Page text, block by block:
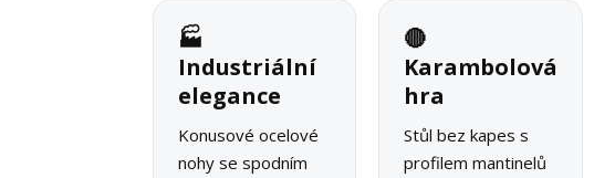
🏭
Industriální
elegance
Konusové ocelové
nohy se spodním
🔴
Karambolová
hra
Stůl bez kapes s
profilem mantinelů